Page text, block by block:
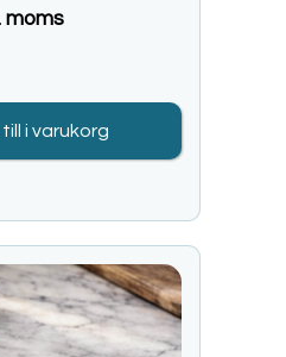
moms
i varukorg